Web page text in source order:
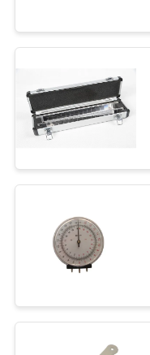
ทัวร์
โรงงาน
ควบคุม
คุณภาพ
ติดต่อ